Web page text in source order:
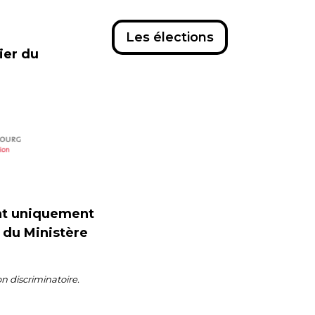
Les élections
du
uniquement
Ministère
discriminatoire.